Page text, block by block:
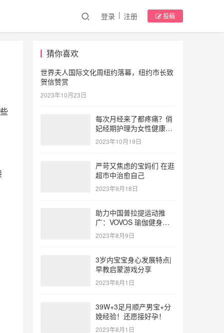
登录 注册 投稿
猜你喜欢
世界夫人国际文化周纽约落幕，纽约市长致
贺信赞赏
2023年10月23日
每次月经来了都疼痛？俏
妃经期护理为女性健康护
航
2023年10月19日
严苛又焦虑的宝妈们 在逛
超市中治愈自己
2023年9月18日
助力中国普拉提运动推
广：VOVOS 瑜伽健身服
参与北体大专业普拉提教
练培训
2023年8月9日
3岁内宝宝身心发展特点|
早教启蒙游戏分享
2023年8月1日
39W+3足月顺产男宝+分
娩经验！还愿接好孕！
2023年8月1日